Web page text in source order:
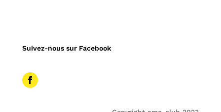
Suivez-nous sur Facebook